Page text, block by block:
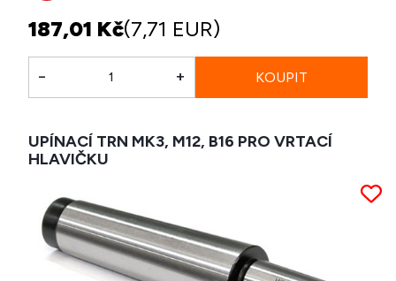
187,01 Kč(7,71 EUR)
- +
UPÍNACÍ TRN MK3, M12, B16 PRO VRTACÍ
HLAVIČKU